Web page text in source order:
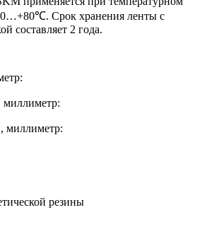
Срок хранения ленты с
составляет 2 года.
миллиметр:
резины